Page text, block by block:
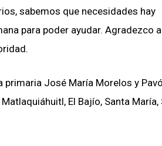
sabemos que necesidades hay
para poder ayudar. Agradezco
José María Morelos y
El Bajío, Santa María,